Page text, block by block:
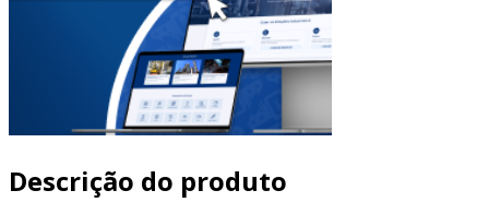
Descrição do produto